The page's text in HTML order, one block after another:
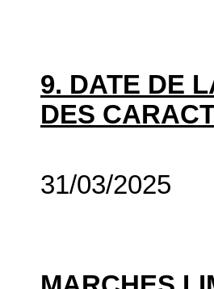
9. DATE DE
DES
31/03/2025